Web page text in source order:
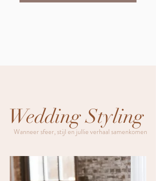
Wedding Styling
Wanneer sfeer, stijl en jullie verhaal samenkomen